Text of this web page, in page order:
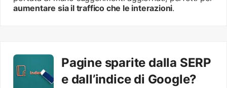
aumentare sia il traffico che le interazioni.
Pagine sparite dalla SERP
e dall’indice di Google?